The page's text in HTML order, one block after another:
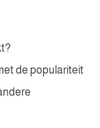
de populariteit